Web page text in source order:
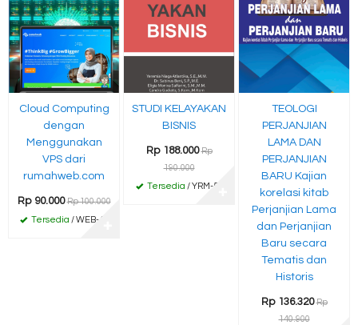
Cloud Computing
dengan
Menggunakan
VPS dari
rumahweb.com
Rp 90.000 Rp 100.000
Tersedia / WEB-45
STUDI KELAYAKAN
BISNIS
Rp 188.000 Rp
190.000
Tersedia / YRM-59
TEOLOGI
PERJANJIAN
LAMA DAN
PERJANJIAN
BARU Kajian
korelasi kitab
Perjanjian Lama
dan Perjanjian
Baru secara
Tematis dan
Historis
Rp 136.320 Rp
140.900